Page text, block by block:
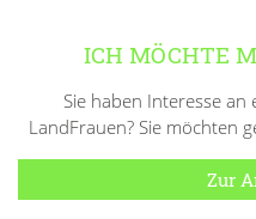
ICH MÖCHTE
Sie haben Interesse
LandFrauen? Sie möchten
Zur